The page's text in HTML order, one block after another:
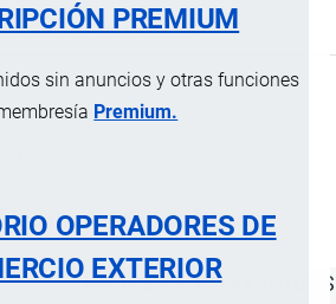
PREMIUM
sin anuncios y otras funciones
Premium.
OPERADORES DE
EXTERIOR
…, 15 Julio, 2024
y sus manufacturas
ÍNDICE DE CONTENIDOS